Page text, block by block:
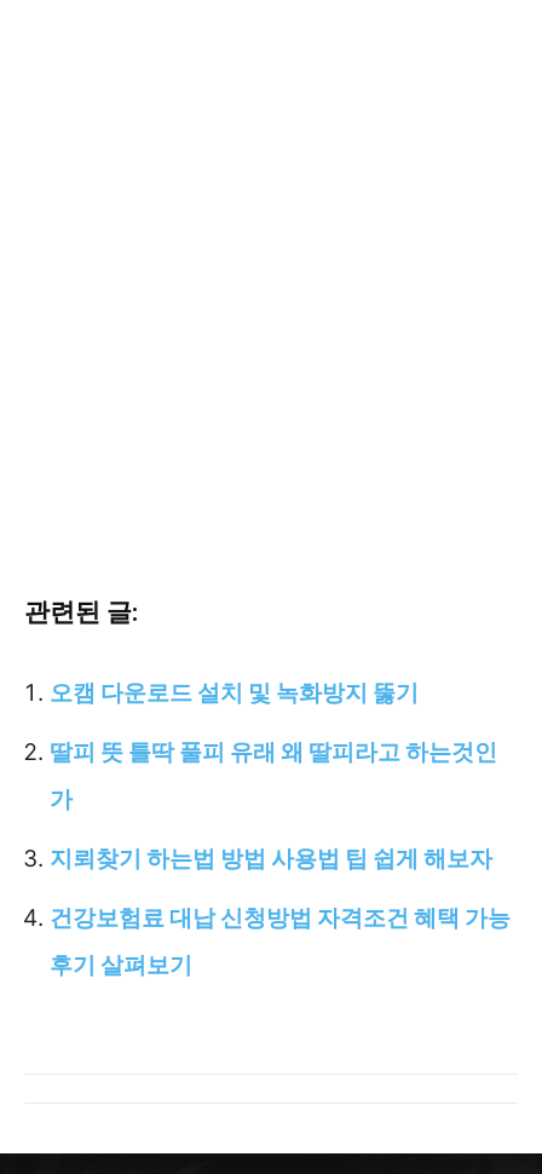
관련된 글:
오캠 다운로드 설치 및 녹화방지 뚫기
딸피 뜻 틀딱 풀피 유래 왜 딸피라고 하는것인
가
지뢰찾기 하는법 방법 사용법 팁 쉽게 해보자
건강보험료 대납 신청방법 자격조건 혜택 가능
후기 살펴보기